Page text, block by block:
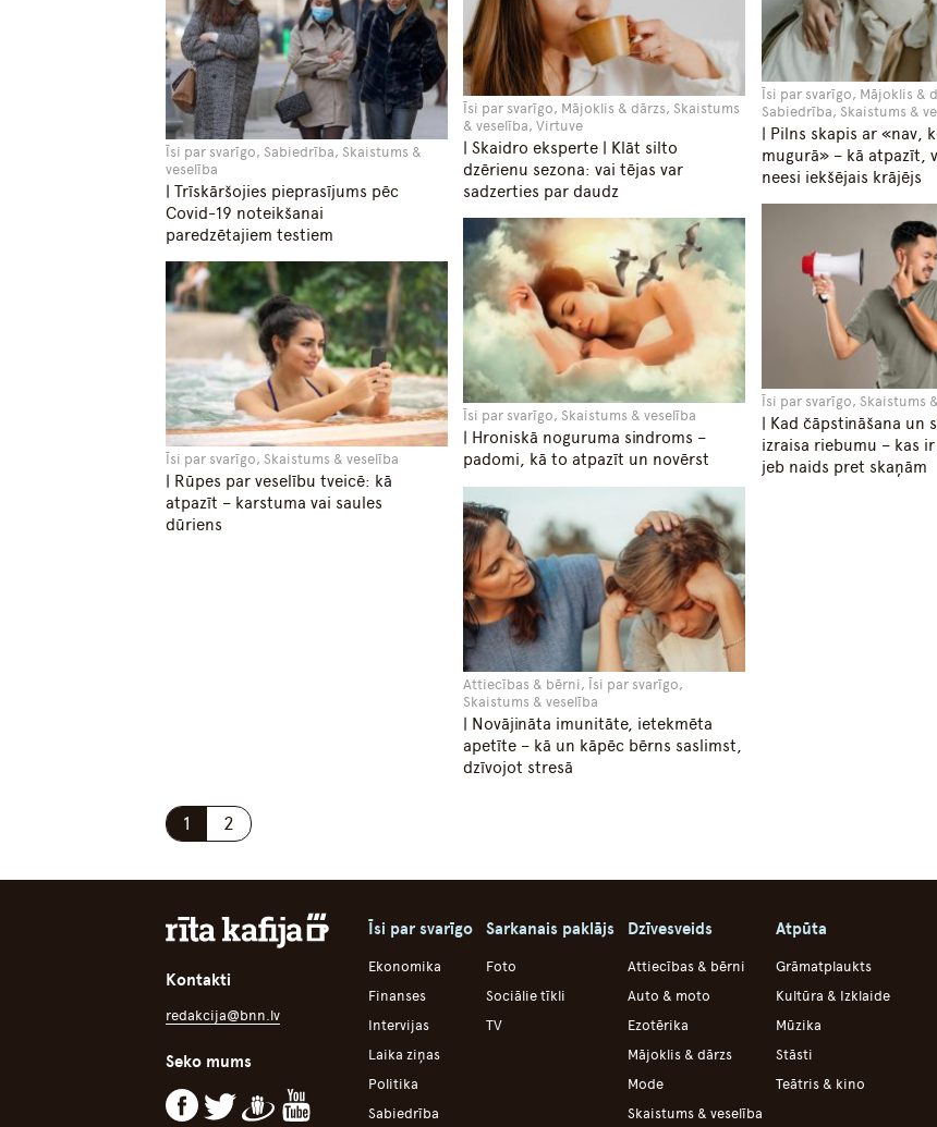
Īsi par svarīgo, Mājoklis &
Sabiedrība, Skaistums &
| Pilns skapis ar «nav,
mugurā» – kā atpazīt,
neesi iekšējais krājējs
Īsi par svarīgo, Mājoklis & dārzs, Skaistums
& veselība, Virtuve
| Skaidro eksperte | Klāt silto
dzērienu sezona: vai tējas var
sadzerties par daudz
Īsi par svarīgo, Sabiedrība, Skaistums &
veselība
| Trīskāršojies pieprasījums pēc
Covid-19 noteikšanai
paredzētajiem testiem
Īsi par svarīgo, Skaistums
| Kad čāpstināšana un
izraisa riebumu – kas
jeb naids pret skaņām
Īsi par svarīgo, Skaistums & veselība
| Hroniskā noguruma sindroms –
padomi, kā to atpazīt un novērst
Īsi par svarīgo, Skaistums & veselība
| Rūpes par veselību tveicē: kā
atpazīt – karstuma vai saules
dūriens
Attiecības & bērni, Īsi par svarīgo,
Skaistums & veselība
| Novājināta imunitāte, ietekmēta
apetīte – kā un kāpēc bērns saslimst,
dzīvojot stresā
1 2
Kontakti
redakcija@bnn.lv
Seko mums
Īsi par svarīgo
Ekonomika
Finanses
Intervijas
Laika ziņas
Politika
Sabiedrība
Sarkanais paklājs
Foto
Sociālie tīkli
TV
Dzīvesveids
Attiecības & bērni
Auto & moto
Ezotērika
Mājoklis & dārzs
Mode
Skaistums & veselība
Atpūta
Grāmatplaukts
Kultūra & Izklaide
Mūzika
Stāsti
Teātris & kino